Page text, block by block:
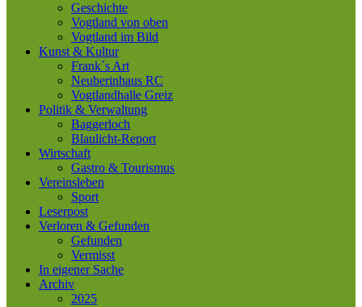
Geschichte
Vogtland von oben
Vogtland im Bild
Kunst & Kultur
Frank´s Art
Neuberinhaus RC
Vogtlandhalle Greiz
Politik & Verwaltung
Baggerloch
Blaulicht-Report
Wirtschaft
Gastro & Tourismus
Vereinsleben
Sport
Leserpost
Verloren & Gefunden
Gefunden
Vermisst
In eigener Sache
Archiv
2025